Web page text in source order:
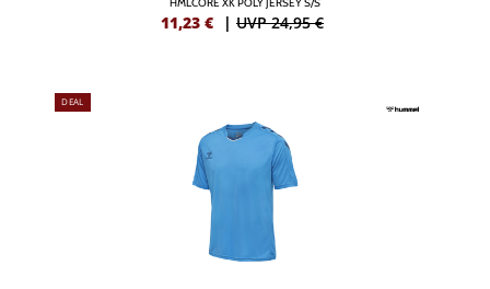
11,23 € | UVP 24,95 €
DEAL